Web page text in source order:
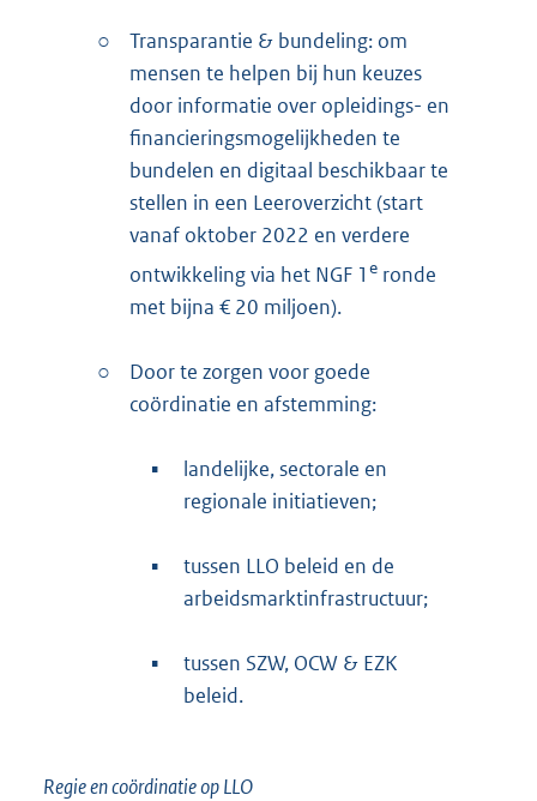
○
Transparantie & bundeling: om
mensen te helpen bij hun keuzes
door informatie over opleidings- en
financieringsmogelijkheden te
bundelen en digitaal beschikbaar te
stellen in een Leeroverzicht (start
vanaf oktober 2022 en verdere
ontwikkeling via het NGF 1 e ronde
met bijna € 20 miljoen).
○
Door te zorgen voor goede
coördinatie en afstemming:
▪
landelijke, sectorale en
regionale initiatieven;
▪
tussen LLO beleid en de
arbeidsmarktinfrastructuur;
▪
tussen SZW, OCW & EZK
beleid.
Regie en coördinatie op LLO